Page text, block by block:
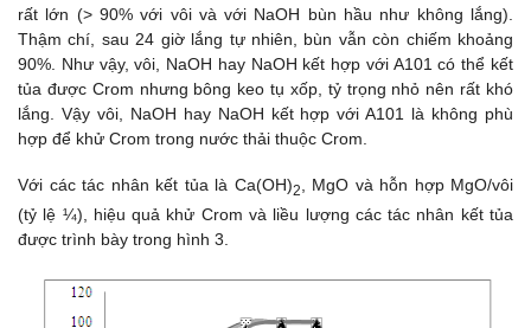
rất lớn (> 90% với vôi và với NaOH bùn hầu như không lắng).
Thậm chí, sau 24 giờ lắng tự nhiên, bùn vẫn còn chiếm khoảng
90%. Như vậy, vôi, NaOH hay NaOH kết hợp với A101 có thể kết
tủa được Crom nhưng bông keo tụ xốp, tỷ trọng nhỏ nên rất khó
lắng. Vậy vôi, NaOH hay NaOH kết hợp với A101 là không phù
hợp để khử Crom trong nước thải thuộc Crom.
Với các tác nhân kết tủa là Ca(OH)2
, MgO và hỗn hợp MgO/vôi
(tỷ lệ ¼), hiệu quả khử Crom và liều lượng các tác nhân kết tủa
được trình bày trong hình 3.